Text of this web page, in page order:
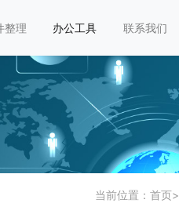
整理 办公工具 联系我们
当前位置： 首页>